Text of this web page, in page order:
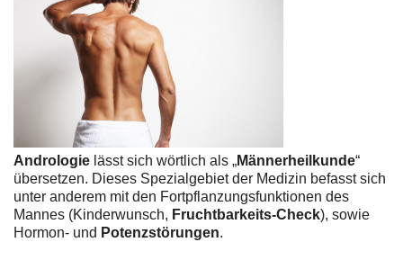
Andrologie lässt sich wörtlich als „Männerheilkunde“
übersetzen. Dieses Spezialgebiet der Medizin befasst sich
unter anderem mit den Fortpflanzungsfunktionen des
Mannes (Kinderwunsch, Fruchtbarkeits-Check), sowie
Hormon- und Potenzstörungen.